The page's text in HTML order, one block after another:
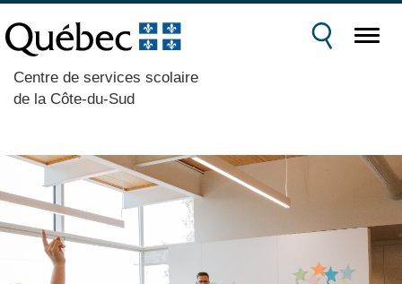
Centre de services scolaire
de la Côte-du-Sud